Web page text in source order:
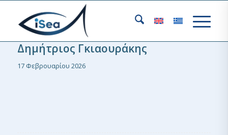
Δημήτριος Γκιαουράκης
17 Φεβρουαρίου 2026